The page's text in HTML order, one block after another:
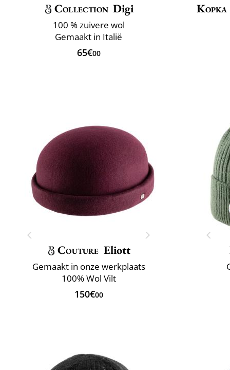
Collection Digi
100 % zuivere wol
Gemaakt in Italië
65€00
Kopka
Couture Eliott
Gemaakt in onze werkplaats
100% Wol Vilt
150€00